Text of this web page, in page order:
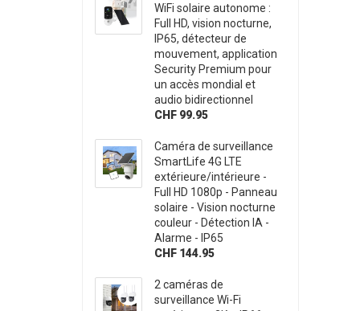
WiFi solaire autonome :
Full HD, vision nocturne,
IP65, détecteur de
mouvement, application
Security Premium pour
un accès mondial et
audio bidirectionnel
CHF 99.95
Caméra de surveillance
SmartLife 4G LTE
extérieure/intérieure -
Full HD 1080p - Panneau
solaire - Vision nocturne
couleur - Détection IA -
Alarme - IP65
CHF 144.95
2 caméras de
surveillance Wi-Fi